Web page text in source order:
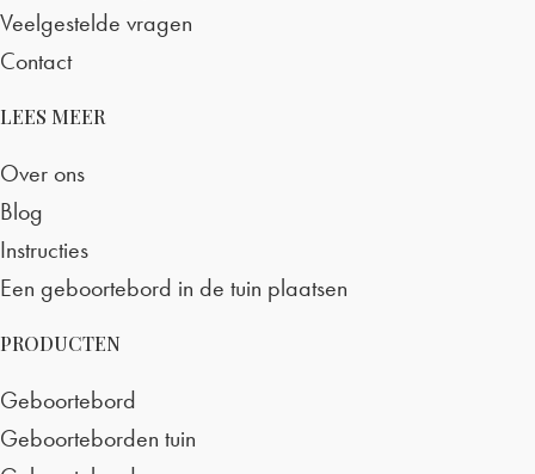
Veelgestelde vragen
Contact
LEES MEER
Over ons
Blog
Instructies
Een geboortebord in de tuin plaatsen
PRODUCTEN
Geboortebord
Geboorteborden tuin